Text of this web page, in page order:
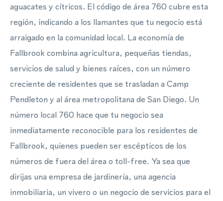
aguacates y cítricos. El código de área 760 cubre esta
región, indicando a los llamantes que tu negocio está
arraigado en la comunidad local. La economía de
Fallbrook combina agricultura, pequeñas tiendas,
servicios de salud y bienes raíces, con un número
creciente de residentes que se trasladan a Camp
Pendleton y al área metropolitana de San Diego. Un
número local 760 hace que tu negocio sea
inmediatamente reconocible para los residentes de
Fallbrook, quienes pueden ser escépticos de los
números de fuera del área o toll-free. Ya sea que
dirijas una empresa de jardinería, una agencia
inmobiliaria, un vivero o un negocio de servicios para el